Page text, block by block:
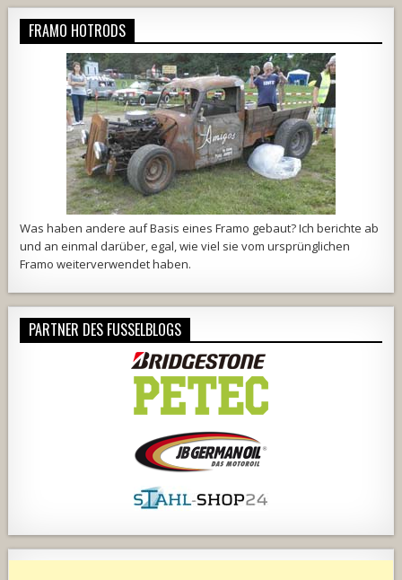
FRAMO HOTRODS
Was haben andere auf Basis eines Framo gebaut? Ich berichte ab
und an einmal darüber, egal, wie viel sie vom ursprünglichen
Framo weiterverwendet haben.
PARTNER DES FUSSELBLOGS